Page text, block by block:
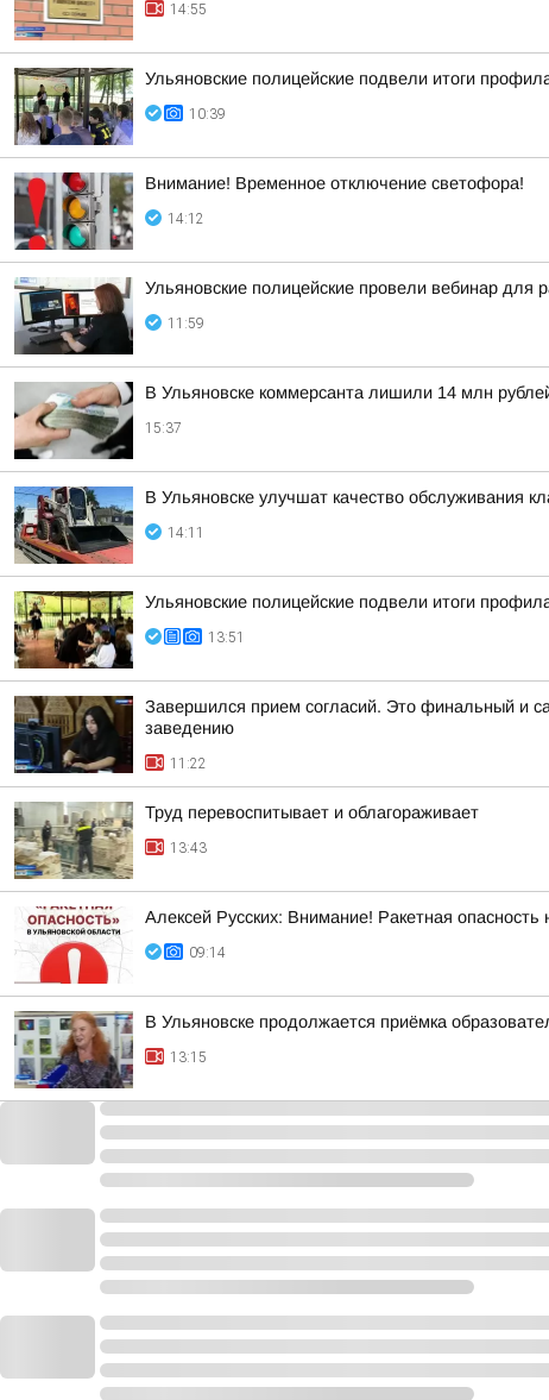
14:55
Ульяновские полицейские подвели итоги
10:39
Внимание! Временное отключение светофора!
14:12
Ульяновские полицейские провели вебинар для
11:59
В Ульяновске коммерсанта лишили 14 млн
15:37
В Ульяновске улучшат качество обслуживания
14:11
Ульяновские полицейские подвели итоги
13:51
Завершился прием согласий. Это финальный и
заведению
11:22
Труд перевоспитывает и облагораживает
13:43
Алексей Русских: Внимание! Ракетная опасность
09:14
В Ульяновске продолжается приёмка
13:15